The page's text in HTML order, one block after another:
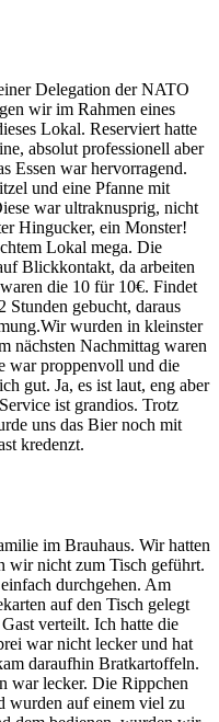
Delegation der NATO
wir im Rahmen eines
Lokal. Reserviert hatte
absolut professionell aber
Essen war hervorragend.
und eine Pfanne mit
war ultraknusprig, nicht
Hingucker, ein Monster!
Lokal mega. Die
Blickkontakt, da arbeiten
die 10 für 10€. Findet
Stunden gebucht, daraus
wurden in kleinster
nächsten Nachmittag waren
war proppenvoll und die
gut. Ja, es ist laut, eng aber
ist grandios. Trotz
uns das Bier noch mit
kredenzt.
im Brauhaus. Wir hatten
wir nicht zum Tisch geführt.
durchgehen. Am
auf den Tisch gelegt
verteilt. Ich hatte die
war nicht lecker und hat
daraufhin Bratkartoffeln.
war lecker. Die Rippchen
wurden auf einem viel zu